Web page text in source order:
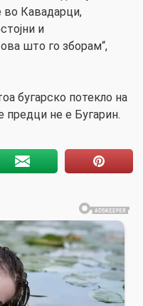
во Кавадарци,
и
што го зборам“,
бугарско потекло на
предци не е Бугарин.